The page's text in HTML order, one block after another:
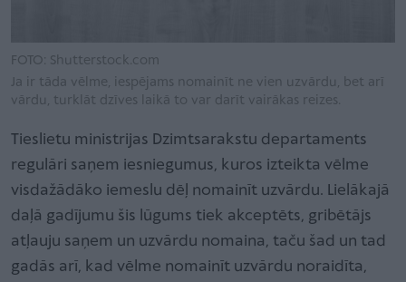
FOTO: Shutterstock.com
Ja ir tāda vēlme, iespējams nomainīt ne vien uzvārdu, bet arī
vārdu, turklāt dzīves laikā to var darīt vairākas reizes.
Tieslietu ministrijas Dzimtsarakstu departaments
regulāri saņem iesniegumus, kuros izteikta vēlme
visdažādāko iemeslu dēļ nomainīt uzvārdu. Lielākajā
daļā gadījumu šis lūgums tiek akceptēts, gribētājs
atļauju saņem un uzvārdu nomaina, taču šad un tad
gadās arī, kad vēlme nomainīt uzvārdu noraidīta,